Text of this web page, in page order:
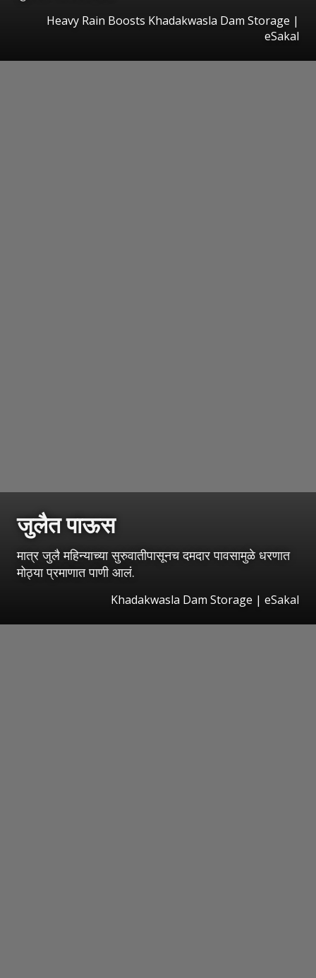
Heavy Rain Boosts Khadakwasla Dam Storage |
eSakal
जुलैत पाऊस
मात्र जुलै महिन्याच्या सुरुवातीपासूनच दमदार पावसामुळे धरणात
मोठ्या प्रमाणात पाणी आलं.
Khadakwasla Dam Storage | eSakal